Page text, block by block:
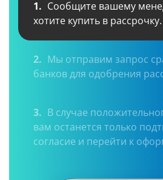
1. Сообщите вашему
хотите купить в рассрочку.
2.
Мы отправим запрос
банков для одобрения
3.
В случае
вам останется только
согласие и перейти к